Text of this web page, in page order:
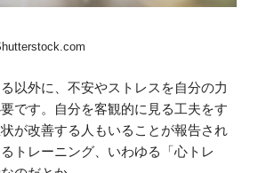
以外に、不安やストレスを自分の力
です。自分を客観的に見る工夫をす
が改善する人もいることが報告され
トレーニング、いわゆる「心トレ